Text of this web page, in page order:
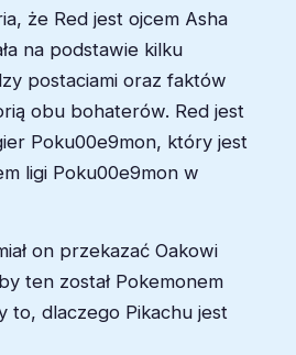
że Red jest ojcem Asha
na podstawie kilku
postaciami oraz faktów
obu bohaterów. Red jest
Poku00e9mon, który jest
ligi Poku00e9mon w
on przekazać Oakowi
ten został Pokemonem
to, dlaczego Pikachu jest